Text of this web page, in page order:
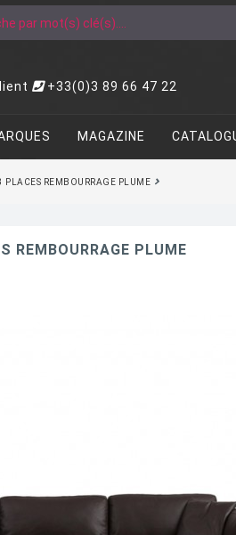
+33(0)3 89 66 47 22
MAGAZINE
PLACES REMBOURRAGE PLUME
REMBOURRAGE PLUME